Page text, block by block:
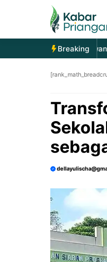
Breaking
Permintaan Hewan